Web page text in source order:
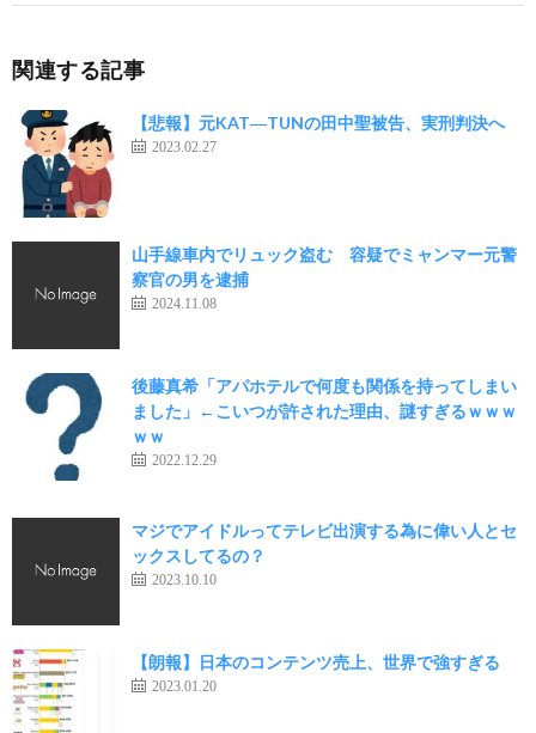
関連する記事
【悲報】元KAT―TUNの田中聖被告、実刑判決へ
2023.02.27
山手線車内でリュック盗む 容疑でミャンマー元警
察官の男を逮捕
2024.11.08
後藤真希「アパホテルで何度も関係を持ってしまい
ました」←こいつが許された理由、謎すぎるｗｗｗ
ｗｗ
2022.12.29
マジでアイドルってテレビ出演する為に偉い人とセ
ックスしてるの？
2023.10.10
【朗報】日本のコンテンツ売上、世界で強すぎる
2023.01.20